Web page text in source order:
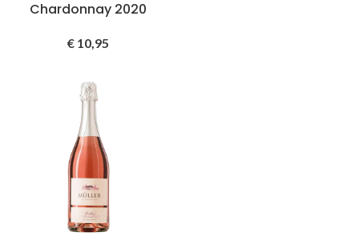
Chardonnay 2020
€10,95